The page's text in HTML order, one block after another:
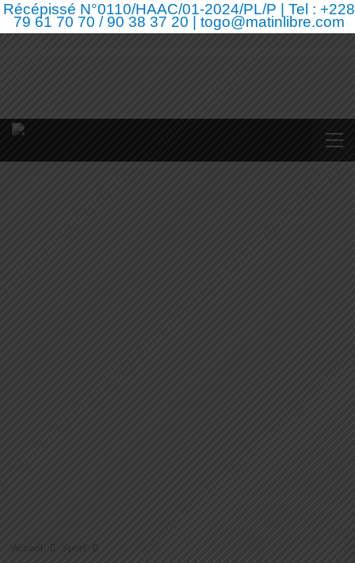
Récépissé N°0110/HAAC/01-2024/PL/P | Tel : +228
79 61 70 70 / 90 38 37 20 | togo@matinlibre.com
Accueil Sport